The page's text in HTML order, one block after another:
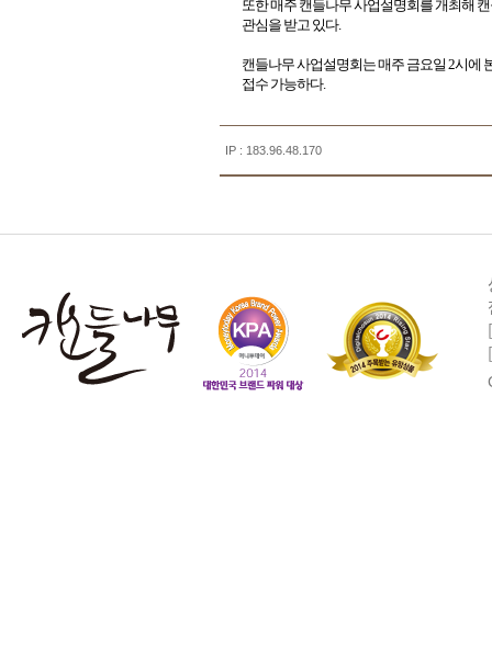
또한 매주 캔들나무 사업설명회를 개최해
관심을 받고 있다.
캔들나무 사업설명회는 매주 금요일 2시에
접수 가능하다.
IP : 183.96.48.170